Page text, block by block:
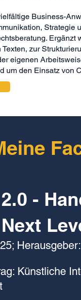
Business-
Strategie
zur
eigenen
um den Einsatz von
-
Künstliche